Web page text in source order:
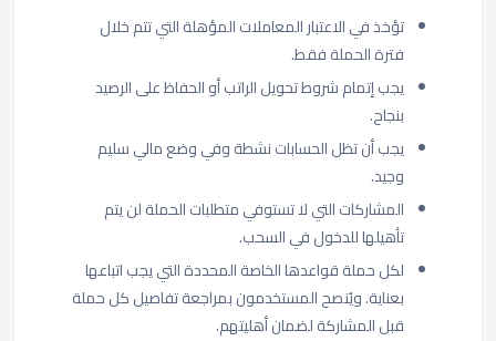
تؤخذ في الاعتبار المعاملات المؤهلة التي تتم خلال
فترة الحملة فقط.
يجب إتمام شروط تحويل الراتب أو الحفاظ على الرصيد
بنجاح.
يجب أن تظل الحسابات نشطة وفي وضع مالي سليم
وجيد.
المشاركات التي لا تستوفي متطلبات الحملة لن يتم
تأهيلها للدخول في السحب.
لكل حملة قواعدها الخاصة المحددة التي يجب اتباعها
بعناية. ويُنصح المستخدمون بمراجعة تفاصيل كل حملة
قبل المشاركة لضمان أهليتهم.